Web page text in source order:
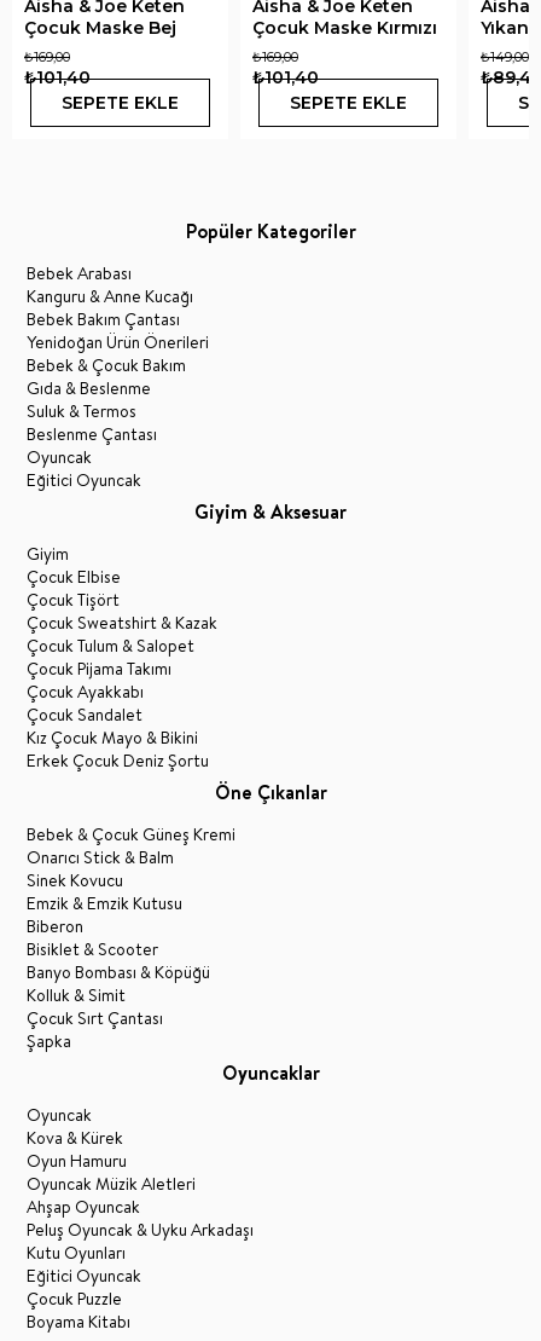
Aisha & Joe Keten
Çocuk Maske Bej
₺101,40
₺169,00
SEPETE EKLE
Aisha & Joe Keten
Çocuk Maske Kırmızı
₺101,40
₺169,00
SEPETE EKLE
Aisha
Koton
₺149,00
Popüler Kategoriler
Bebek Arabası
Kanguru & Anne Kucağı
Bebek Bakım Çantası
Yenidoğan Ürün Önerileri
Bebek & Çocuk Bakım
Gıda & Beslenme
Suluk & Termos
Beslenme Çantası
Oyuncak
Eğitici Oyuncak
Giyim & Aksesuar
Giyim
Çocuk Elbise
Çocuk Tişört
Çocuk Sweatshirt & Kazak
Çocuk Tulum & Salopet
Çocuk Pijama Takımı
Çocuk Ayakkabı
Çocuk Sandalet
Kız Çocuk Mayo & Bikini
Erkek Çocuk Deniz Şortu
Öne Çıkanlar
Bebek & Çocuk Güneş Kremi
Onarıcı Stick & Balm
Sinek Kovucu
Emzik & Emzik Kutusu
Biberon
Bisiklet & Scooter
Banyo Bombası & Köpüğü
Kolluk & Simit
Çocuk Sırt Çantası
Şapka
Oyuncaklar
Oyuncak
Kova & Kürek
Oyun Hamuru
Oyuncak Müzik Aletleri
Ahşap Oyuncak
Peluş Oyuncak & Uyku Arkadaşı
Kutu Oyunları
Eğitici Oyuncak
Çocuk Puzzle
Boyama Kitabı